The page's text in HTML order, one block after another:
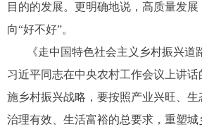
目的的发展。更明确地说，高质量发展
向“好不好”。
《走中国特色社会主义乡村振兴道
习近平同志在中央农村工作会议上讲
施乡村振兴战略，要按照产业兴旺、生
治理有效、生活富裕的总要求，重塑